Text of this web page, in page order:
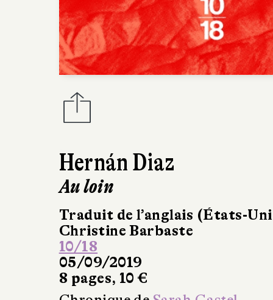
Hernán Diaz
Au loin
Traduit de l’anglais (États-
Christine Barbaste
10/18
05/09/2019
8 pages, 10 €